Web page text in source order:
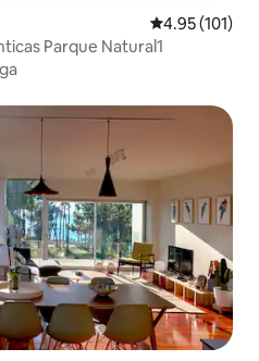
Calificación
4.95 (101)
Parque Natural1